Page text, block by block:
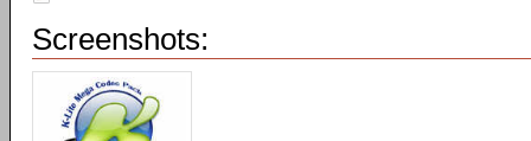
Screenshots: